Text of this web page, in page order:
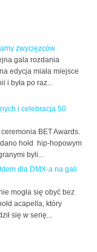
zwycięzców
gala rozdania
edycja miała miejsce
i była po raz...
i celebracja 50
BET Awards.
hołd hip-hopowym
byli...
dla DMX-a na gali
mogła się obyć bez
acapella, który
się w serię...